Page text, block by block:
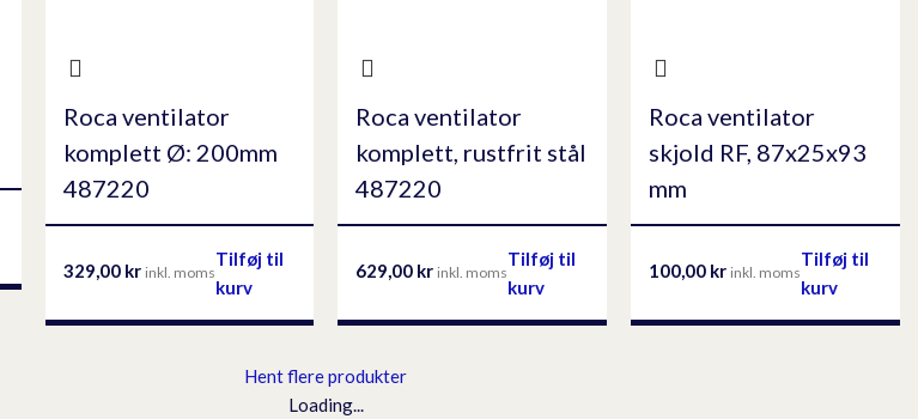
Roca ventilator
komplett Ø: 200mm
487220
329,00 kr inkl. moms
Tilføj til
kurv
Roca ventilator
komplett, rustfrit stål
487220
629,00 kr inkl. moms
Tilføj til
kurv
Roca ventilator
skjold RF, 87x25x93
mm
100,00 kr inkl. moms
Tilføj til
kurv
Hent flere produkter
Loading...